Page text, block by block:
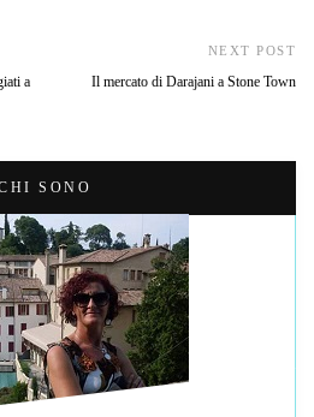
a
NEXT POST
Il mercato di Darajani a Stone Town
SONO